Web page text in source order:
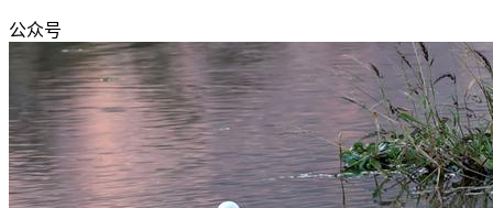
公众号